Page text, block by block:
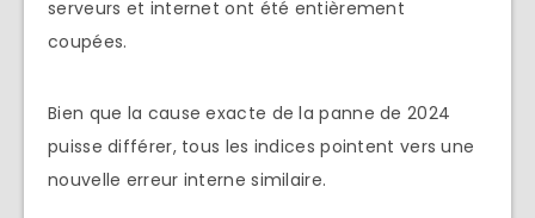
serveurs et internet ont été entièrement
coupées.
Bien que la cause exacte de la panne de 2024
puisse différer, tous les indices pointent vers une
nouvelle erreur interne similaire.